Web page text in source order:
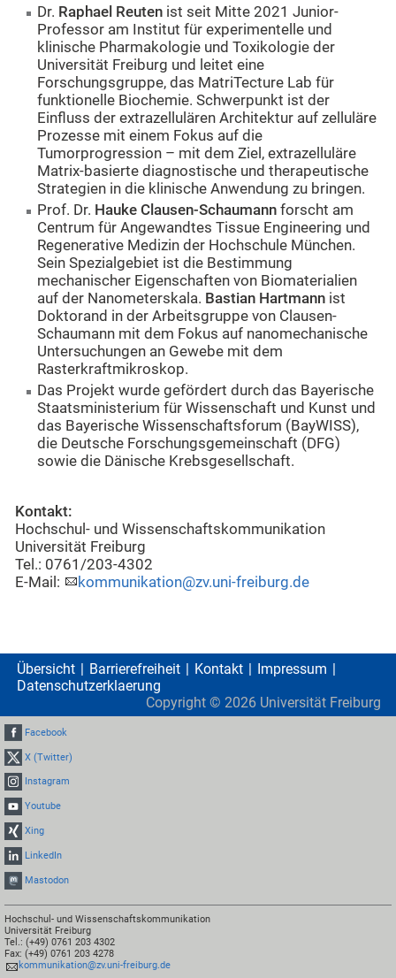
Dr. Raphael Reuten ist seit Mitte 2021 Junior-
Professor am Institut für experimentelle und
klinische Pharmakologie und Toxikologie der
Universität Freiburg und leitet eine
Forschungsgruppe, das MatriTecture Lab für
funktionelle Biochemie. Schwerpunkt ist der
Einfluss der extrazellulären Architektur auf zelluläre
Prozesse mit einem Fokus auf die
Tumorprogression – mit dem Ziel, extrazelluläre
Matrix-basierte diagnostische und therapeutische
Strategien in die klinische Anwendung zu bringen.
Prof. Dr. Hauke Clausen-Schaumann forscht am
Centrum für Angewandtes Tissue Engineering und
Regenerative Medizin der Hochschule München.
Sein Spezialgebiet ist die Bestimmung
mechanischer Eigenschaften von Biomaterialien
auf der Nanometerskala. Bastian Hartmann ist
Doktorand in der Arbeitsgruppe von Clausen-
Schaumann mit dem Fokus auf nanomechanische
Untersuchungen an Gewebe mit dem
Rasterkraftmikroskop.
Das Projekt wurde gefördert durch das Bayerische
Staatsministerium für Wissenschaft und Kunst und
das Bayerische Wissenschaftsforum (BayWISS),
die Deutsche Forschungsgemeinschaft (DFG)
sowie die Dänische Krebsgesellschaft.
Kontakt:
Hochschul- und Wissenschaftskommunikation
Universität Freiburg
Tel.: 0761/203-4302
E-Mail:
kommunikation@zv.uni-freiburg.de
Übersicht Barrierefreiheit Kontakt
Impressum
Datenschutzerklaerung
Copyright © 2026 Universität Freiburg
Facebook
X (Twitter)
Instagram
Youtube
Xing
LinkedIn
Mastodon
Hochschul- und Wissenschaftskommunikation
Universität Freiburg
Tel.: (+49) 0761 203 4302
Fax: (+49) 0761 203 4278
kommunikation@zv.uni-freiburg.de